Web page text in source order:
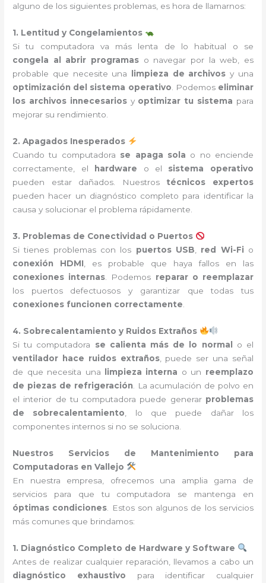
alguno de los siguientes problemas, es hora de llamarnos:
1. Lentitud y Congelamientos
Si tu computadora va más lenta de lo habitual o se
congela al abrir programas o navegar por la web, es
probable que necesite una
limpieza de archivos y una
optimización del sistema operativo . Podemos eliminar
los archivos innecesariosy optimizar tu sistema para
mejorar su rendimiento.
2. Apagados Inesperados
Cuando tu computadora se apaga sola o no enciende
correctamente, el
hardware o el sistema operativo
pueden estar dañados. Nuestros técnicos expertos
pueden hacer un diagnóstico completo para identificar la
causa y solucionar el problema rápidamente.
3. Problemas de Conectividad o Puertos
Si tienes problemas con los puertos USB red Wi-Fi o
conexión HDMI , es probable que haya fallos en las
conexiones internas . Podemos reparar o reemplazar
los puertos defectuosos y garantizar que todas tus
conexiones funcionen correctamente
4. Sobrecalentamiento y Ruidos Extraños
Si tu computadora se calienta más de lo normal
o el
ventilador hace ruidos extraños, puede ser una señal
de que necesita una
limpieza interna o un reemplazo
de piezas de refrigeración . La acumulación de polvo en
el interior de tu computadora puede generar problemas
de sobrecalentamiento , lo que puede dañar los
componentes internos si no se soluciona.
Nuestros Servicios de Mantenimiento para
Computadoras en Vallejo
En nuestra empresa, ofrecemos una amplia gama de
servicios para que tu computadora se mantenga en
óptimas condiciones . Estos son algunos de los servicios
más comunes que brindamos:
1. Diagnóstico Completo de Hardware y Software
Antes de realizar cualquier reparación, llevamos a cabo un
diagnóstico exhaustivo para identificar cualquier